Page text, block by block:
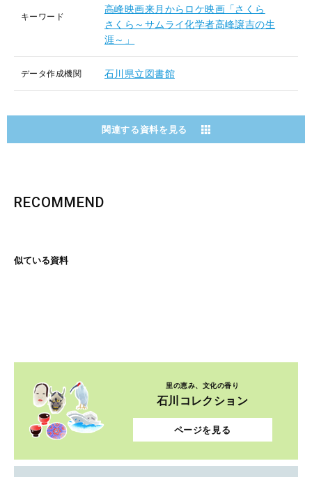
キーワード
高峰映画来月からロケ映画「さくら
さくら～サムライ化学者高峰譲吉の生
涯～」
データ作成機関 石川県立図書館
関連する資料を見る
RECOMMEND
似ている資料
里の恵み、文化の香り
石川コレクション
ページを見る